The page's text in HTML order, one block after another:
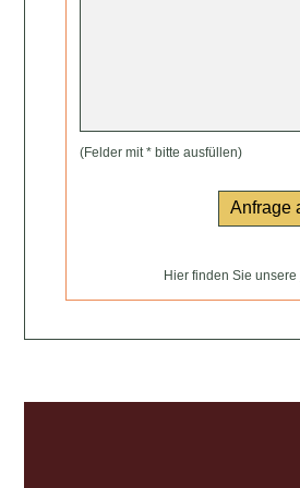
(Felder mit * bitte ausfüllen)
Hier finden Sie unsere